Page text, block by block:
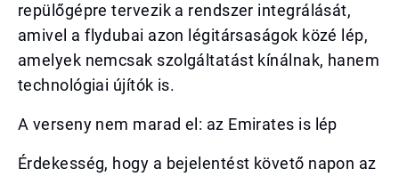
repülőgépre tervezik a rendszer integrálását,
amivel a flydubai azon légitársaságok közé lép,
amelyek nemcsak szolgáltatást kínálnak, hanem
technológiai újítók is.
A verseny nem marad el: az Emirates is lép
Érdekesség, hogy a bejelentést követő napon az